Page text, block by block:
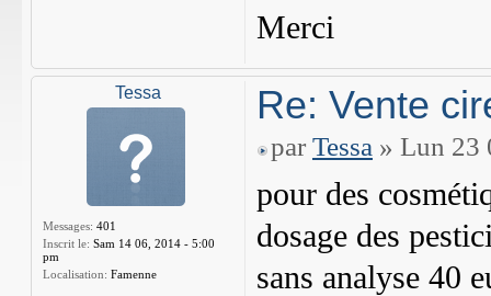
Merci
Tessa
Messages: 401
Inscrit le: Sam 14 06, 2014 - 5:00
pm
Localisation: Famenne
Re: Vente
par Tessa » Lun 23
pour des
dosage des
sans analyse 40